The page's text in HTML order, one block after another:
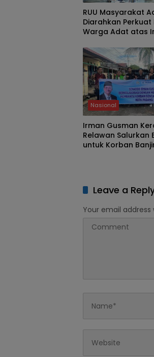
RUU Masyarakat
Diarahkan Perkuat
Warga Adat atas
Nasional
Irman Gusman
Relawan Salurkan
untuk Korban
Leave a
Your email